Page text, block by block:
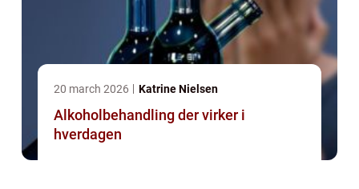
20 march 2026 Katrine Nielsen
Alkoholbehandling der virker i
hverdagen